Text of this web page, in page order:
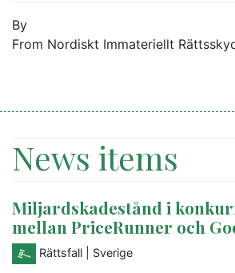
By
From Nordiskt Immateriellt
News items
Miljardskadestånd i
mellan PriceRunner och
Rättsfall | Sverige